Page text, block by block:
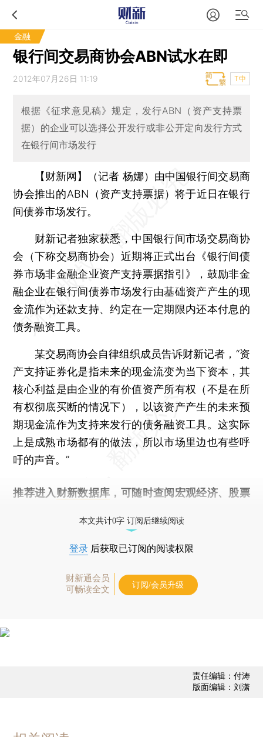
金融
银行间交易商协会ABN试水在即
2012年07月26日 11:19 T中
根据《征求意见稿》规定，发行ABN（资产支持票
据）的企业可以选择公开发行或非公开定向发行方式
在银行间市场发行
【财新网】（记者 杨娜） 由中国银行间交易商
协会推出的ABN（资产支持票据）将于近日在银行
间债券市场发行。
财新记者独家获悉，中国银行间市场交易商协
会（下称交易商协会）近期将正式出台《银行间债
券市场非金融企业资产支持票据指引》，鼓励非金
融企业在银行间债券市场发行由基础资产产生的现
金流作为还款支持、约定在一定期限内还本付息的
债务融资工具。
某交易商协会自律组织成员告诉财新记者，“资
产支持证券化是指未来的现金流变为当下资本，其
核心利益是由企业的有价值资产所有权（不是在所
有权彻底买断的情况下），以该资产产生的未来预
期现金流作为支持来发行的债务融资工具。这实际
上是成熟市场都有的做法，所以市场里边也有些呼
吁的声音。”
推荐进入 财新数据库 ，可随时查阅宏观经济、股票
本文共计0字 订阅后继续阅读
登录 后获取已订阅的阅读权限
财新通会员
可畅读全文
订阅/会员升级
责任编辑：付涛
版面编辑：刘潇